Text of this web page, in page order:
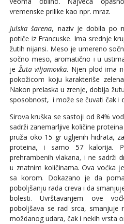
vremenske prilike kao npr. mraz.
Julska šarena, naziv je dobila po
potiče iz Francuske. Ima srednje
žutih nijansi. Meso je umereno
sočno meso, aromatično i u
je Žuta viljamovka. Njen plod ima
pokožicom koju karakteriše
Nakon prelaska u zrenje, dobija
sposobnost, i može se čuvati čak i
Sirova kruška se sastoji od 84%
sadrži zanemarljive količine
pruža oko 15 gr ugljenih hidrata,
proteina, i samo 57 kalorija.
prehrambenih vlakana, i ne sadrži
u znatnim količinama. Ova voćka
sa korom. Dokazano je da
poboljšanju rada creva i da
bolesti. Uvrštavanjem ove
poboljšava se rad srca, smanjuje
moždanog udara, čak i nekih vrsta